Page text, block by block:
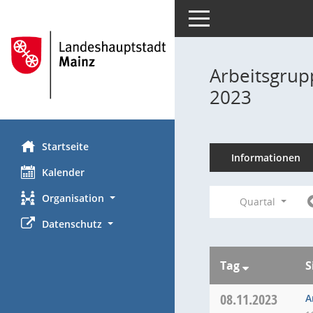
Startseite
Kalender
Organisation
Datenschutz
Toggle navigation
2023
Informationen
Quartal
Tag
08.11.2023